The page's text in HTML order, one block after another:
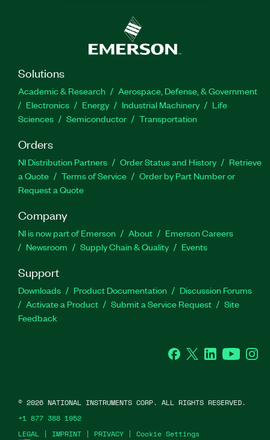
Solutions
Academic & Research
Aerospace, Defense, & Government
Electronics
Energy Industrial Machinery
Life
Sciences
Semiconductor Transportation
Orders
NI Distribution Partners Order Status and History
Retrieve
a Quote
Terms of Service
Order by Part Number or
Request a Quote
Company
NI is now part of Emerson About
Emerson Careers
Newsroom
Supply Chain & Quality Events
Support
Downloads Product Documentation
Discussion Forums
Activate a Product
Submit a Service Request
Site
Feedback
Facebook
Twitter LinkedInYouTube
LEGAL | IMPRINT | PRIVACY | Cookie Settings
© 2026 NATIONAL INSTRUMENTS CORP. ALL RIGHTS RESERVED.
+1 877 388 1952